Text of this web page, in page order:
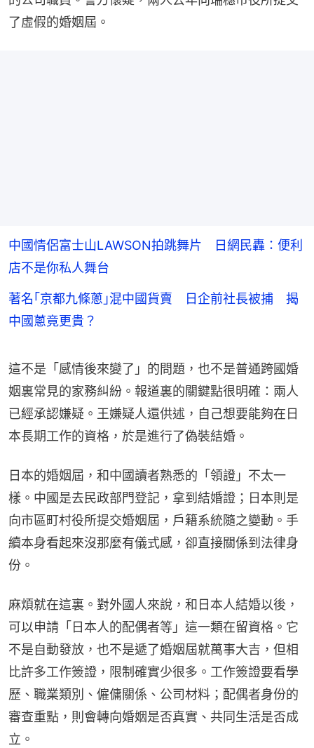
了虛假的婚姻屆。
中國情侶富士山LAWSON拍跳舞片 日網民轟：便利
店不是你私人舞台
著名｢京都九條蔥｣混中國貨賣 日企前社長被捕 揭
中國蔥竟更貴？
這不是「感情後來變了」的問題，也不是普通跨國婚
姻裏常見的家務糾紛。報道裏的關鍵點很明確：兩人
已經承認嫌疑。王嫌疑人還供述，自己想要能夠在日
本長期工作的資格，於是進行了偽裝結婚。
日本的婚姻屆，和中國讀者熟悉的「領證」不太一
樣。中國是去民政部門登記，拿到結婚證；日本則是
向市區町村役所提交婚姻屆，戶籍系統隨之變動。手
續本身看起來沒那麼有儀式感，卻直接關係到法律身
份。
麻煩就在這裏。對外國人來說，和日本人結婚以後，
可以申請「日本人的配偶者等」這一類在留資格。它
不是自動發放，也不是遞了婚姻屆就萬事大吉，但相
比許多工作簽證，限制確實少很多。工作簽證要看學
歷、職業類別、僱傭關係、公司材料；配偶者身份的
審查重點，則會轉向婚姻是否真實、共同生活是否成
立。